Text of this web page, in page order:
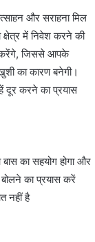
और सराहना मिल
में निवेश करने की
करेंगे, जिससे आपके
का कारण बनेगी।
दूर करने का प्रयास
का सहयोग होगा और
बोलने का प्रयास करें
नहीं है